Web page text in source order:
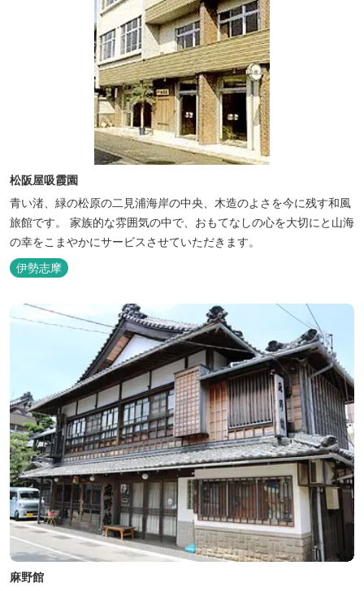
松阪屋吸霞園
青い渚、緑の松原の二見浦海岸の中央、木造のよさを今に残す和風
旅館です。 家族的な雰囲気の中で、おもてなしの心を大切にと山海
の幸をこまやかにサービスさせていただきます。
伊勢志摩
麻野館